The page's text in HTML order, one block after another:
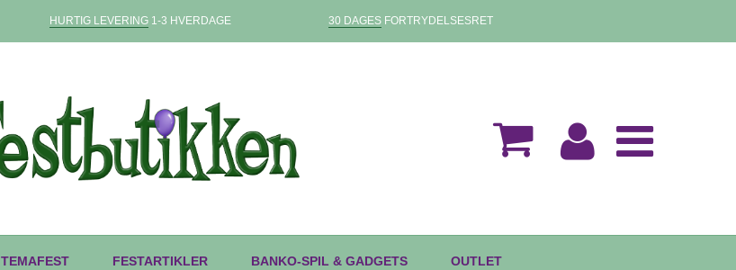
HURTIG LEVERING1-3 HVERDAGE 30 DAGESFORTRYDELSESRET
TEMAFEST FESTARTIKLER BANKO-SPIL & GADGETS OUTLET